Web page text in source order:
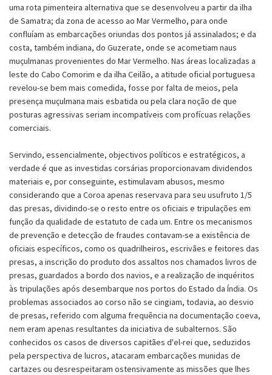
uma rota pimenteira alternativa que se desenvolveu a partir da ilha
de Samatra; da zona de acesso ao Mar Vermelho, para onde
confluíam as embarcações oriundas dos pontos já assinalados; e da
costa, também indiana, do Guzerate, onde se acometiam naus
muçulmanas provenientes do Mar Vermelho. Nas áreas localizadas a
leste do Cabo Comorim e da ilha Ceilão, a atitude oficial portuguesa
revelou-se bem mais comedida, fosse por falta de meios, pela
presença muçulmana mais esbatida ou pela clara noção de que
posturas agressivas seriam incompatíveis com profícuas relações
comerciais.
Servindo, essencialmente, objectivos políticos e estratégicos, a
verdade é que as investidas corsárias proporcionavam dividendos
materiais e, por conseguinte, estimulavam abusos, mesmo
considerando que a Coroa apenas reservava para seu usufruto 1/5
das presas, dividindo-se o resto entre os oficiais e tripulações em
função da qualidade de estatuto de cada um. Entre os mecanismos
de prevenção e detecção de fraudes contavam-se a existência de
oficiais específicos, como os quadrilheiros, escrivães e feitores das
presas, a inscrição do produto dos assaltos nos chamados livros de
presas, guardados a bordo dos navios, e a realização de inquéritos
às tripulações após desembarque nos portos do Estado da Índia. Os
problemas associados ao corso não se cingiam, todavia, ao desvio
de presas, referido com alguma frequência na documentação coeva,
nem eram apenas resultantes da iniciativa de subalternos. São
conhecidos os casos de diversos capitães d'el-rei que, seduzidos
pela perspectiva de lucros, atacaram embarcações munidas de
cartazes ou desrespeitaram ostensivamente as missões que lhes